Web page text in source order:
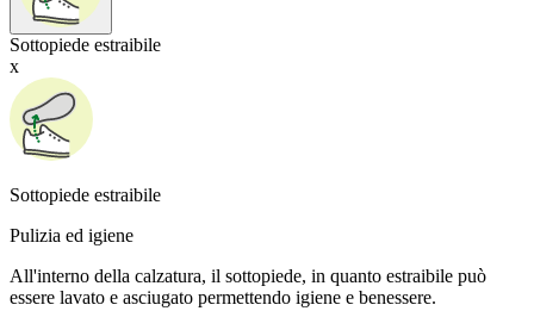
Sottopiede estraibile
x
Sottopiede estraibile
Pulizia ed igiene
All'interno della calzatura, il sottopiede, in quanto estraibile può
essere lavato e asciugato permettendo igiene e benessere.